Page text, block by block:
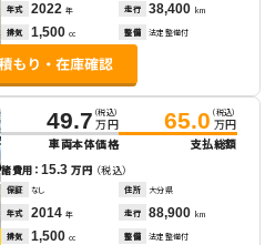
年式 2022 年 走行 38,400 km
排気 1,500 cc 整備 法定整備付
49.7 （税込）
万円
車両本体価格
65.0 （税込）
万円
支払総額
諸費用：15.3万円 （税込）
保証 なし 住所 大分県
年式 2014 年 走行 88,900 km
排気 1,500 cc 整備 法定整備付